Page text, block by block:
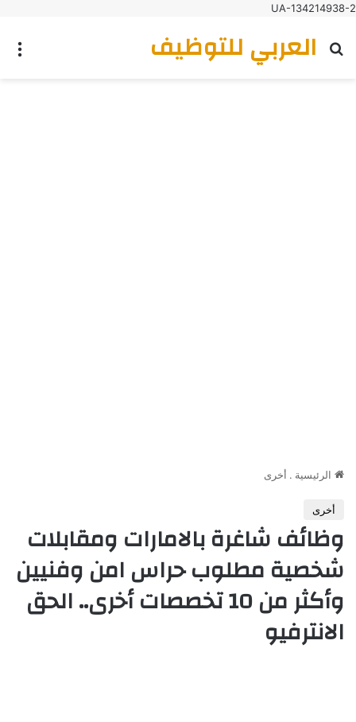
UA-134214938-2
العربي للتوظيف
بحث عن
الرئيسية . أخرى
أخرى
وظائف شاغرة بالامارات ومقابلات
شخصية مطلوب حراس امن وفنيين
وأكثر من 10 تخصصات أخرى.. الحق
الانترفيو